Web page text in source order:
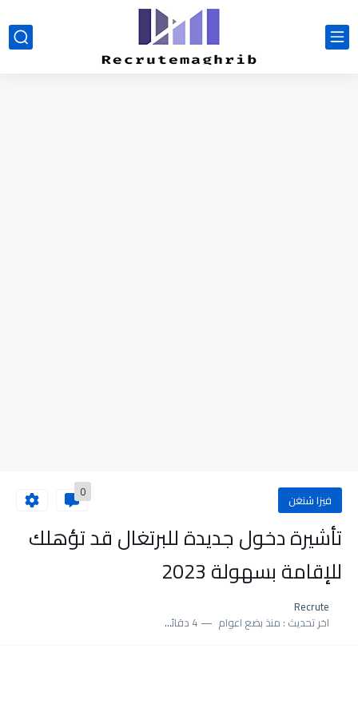
فيزا شنغن 0
تأشيرة دخول جديدة للبرتغال قد تؤهلك
للإقامة بسهولة 2023
Recrute
اخر تحديث : منذ بضع اعوام 4 دقائق للقراءة